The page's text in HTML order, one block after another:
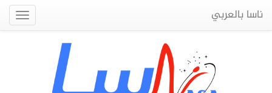
ناسا بالعربي